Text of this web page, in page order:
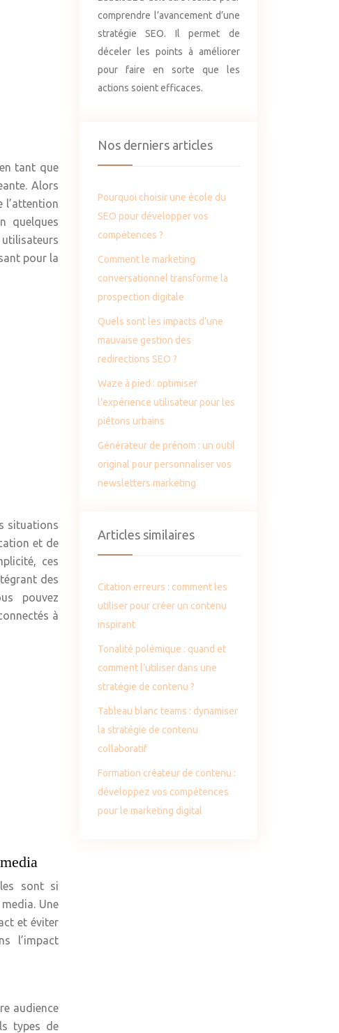
tant que
Alors
l’attention
quelques
utilisateurs
pour la
situations
et de
ces
des
pouvez
à
sont si
Une
et éviter
l’impact
audience
types de
comprendre l’avancement d’une
stratégie SEO. Il permet de
déceler les points à améliorer
pour faire en sorte que les
actions soient efficaces.
Nos derniers articles
Pourquoi choisir une école du
SEO pour développer vos
compétences ?
Comment le marketing
conversationnel transforme la
prospection digitale
Quels sont les impacts d’une
mauvaise gestion des
redirections SEO ?
Waze à pied : optimiser
l’expérience utilisateur pour les
piétons urbains
Générateur de prénom : un outil
original pour personnaliser vos
newsletters marketing
Articles similaires
Citation erreurs : comment les
utiliser pour créer un contenu
inspirant
Tonalité polémique : quand et
comment l’utiliser dans une
stratégie de contenu ?
Tableau blanc teams : dynamiser
la stratégie de contenu
collaboratif
Formation créateur de contenu :
développez vos compétences
pour le marketing digital